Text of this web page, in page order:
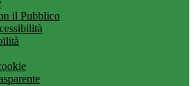
il Pubblico